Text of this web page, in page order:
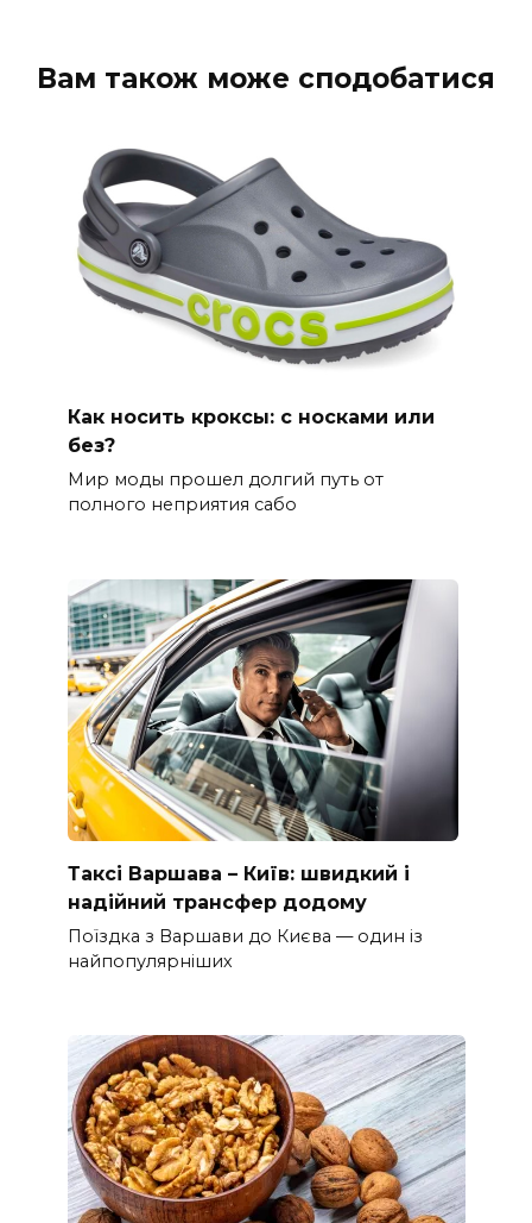
Вам також може сподобатися
Как носить кроксы: с носками или
без?
Мир моды прошел долгий путь от
полного неприятия сабо
Таксі Варшава – Київ: швидкий і
надійний трансфер додому
Поїздка з Варшави до Києва — один із
найпопулярніших